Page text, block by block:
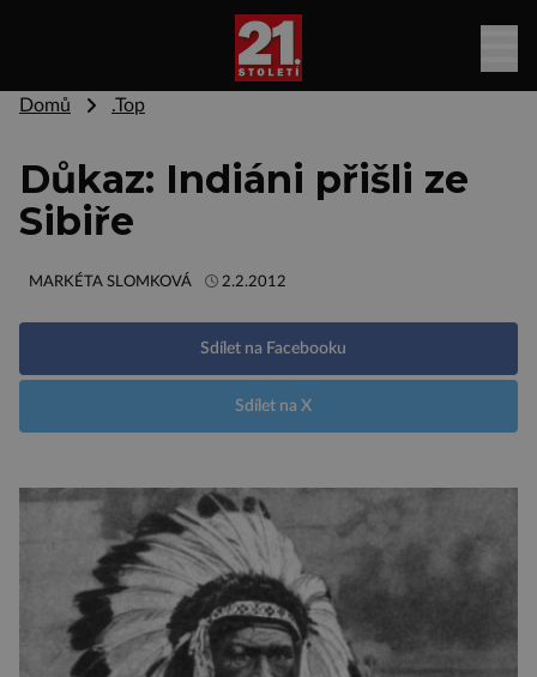
Domů .Top
Důkaz: Indiáni přišli ze
Sibiře
MARKÉTA SLOMKOVÁ 2.2.2012
Sdílet na Facebooku
Sdílet na X